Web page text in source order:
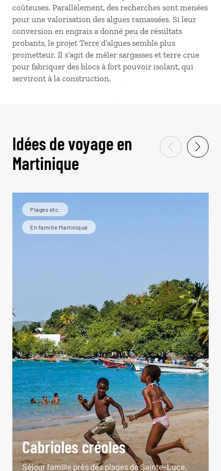
coûteuses. Parallèlement, des recherches sont menées
pour une valorisation des algues ramassées. Si leur
conversion en engrais a donné peu de résultats
probants, le projet Terre d’algues semble plus
prometteur. Il s’agit de mêler sargasses et terre crue
pour fabriquer des blocs à fort pouvoir isolant, qui
serviront à la construction.
Idées de voyage en
Martinique
Plages etc.
En famille Martinique
Cabrioles créoles
Séjour famille près des plages de Sainte-Luce,